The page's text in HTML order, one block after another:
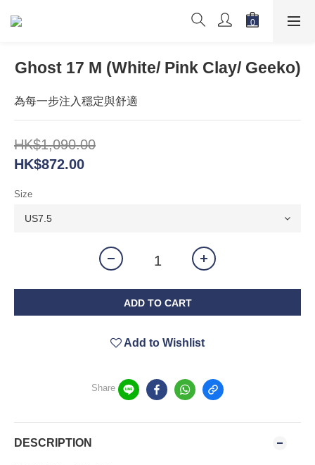
Ghost 17 M (White/ Pink Clay/ Geeko)
為每一步注入穩定與舒適
HK$1,090.00
HK$872.00
Size
ADD TO CART
Add to Wishlist
Share
DESCRIPTION